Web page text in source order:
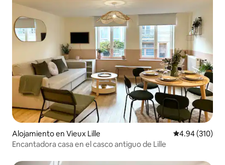
Alojamiento en Vieux Lille Calificación
4.94 (310)
Encantadora casa en el casco antiguo de Lille